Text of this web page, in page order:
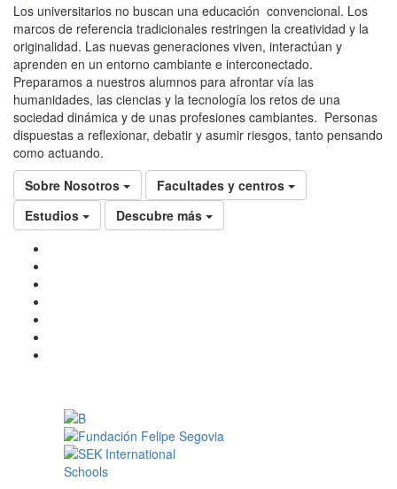
Los universitarios no buscan una educación convencional. Los
marcos de referencia tradicionales restringen la creatividad y la
originalidad. Las nuevas generaciones viven, interactúan y
aprenden en un entorno cambiante e interconectado.
Preparamos a nuestros alumnos para afrontar vía las
humanidades, las ciencias y la tecnología los retos de una
sociedad dinámica y de unas profesiones cambiantes. Personas
dispuestas a reflexionar, debatir y asumir riesgos, tanto pensando
como actuando.
Sobre Nosotros
Facultades y centros
Estudios
Descubre más